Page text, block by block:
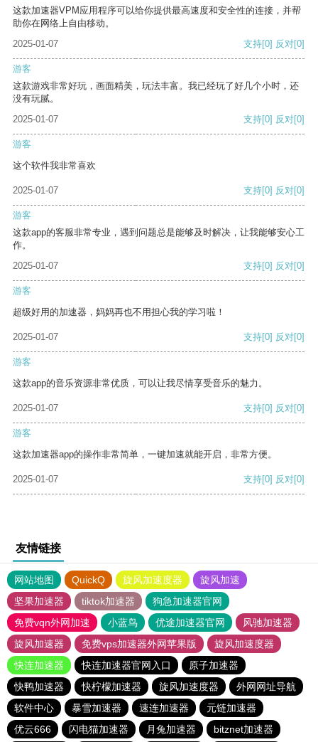
这款加速器VPM应用程序可以给你提供最高速度和安全性的连接，并帮
助你在网络上自由移动。
2025-01-07
支持[0] 反对[0]
游客
这款游戏非常好玩，画面精美，玩法丰富。我已经玩了好几个小时，还
没有玩腻。
2025-01-07
支持[0] 反对[0]
游客
这个软件我非常喜欢
2025-01-07 支持[0] 反对[0]
游客
这款app的客服非常专业，遇到问题总是能够及时解决，让我能够安心工
作。
2025-01-07
支持[0] 反对[0]
游客
超级好用的加速器，妈妈再也不用担心我的学习啦！
2025-01-07 支持[0] 反对[0]
游客
这款app的音乐资源非常优质，可以让我尽情享受音乐的魅力。
2025-01-07 支持[0] 反对[0]
游客
这款加速器app的操作非常简单，一键加速就能开启，非常方便。
2025-01-07 支持[0] 反对[0]
友情链接
网站地图 QuickQ 旋风加速度器
旋风加速
坚果加速器
tiktok加速器
狗急加速器官网
免费vqn外网加速
小蓝鸟 优途加速器官网
风驰加速器
旋风加速器
免费vps加速器外网苹果版
旋风加速度器
快连加速器
快连加速器官网入口
原子加速器
快鸭加速器
快柠檬加速器 旋风加速度器
外网网址导航
软件中心
暴雪加速器 速连加速器
元链加速器
优云666
闪电猫加速器 月兔加速器 bitznet加速器